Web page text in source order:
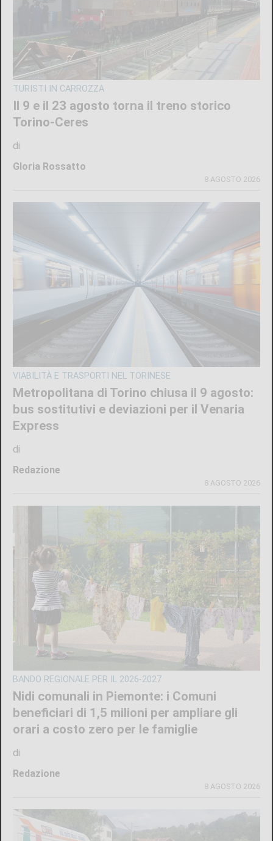
TURISTI IN CARROZZA
Il 9 e il 23 agosto torna il treno storico
Torino-Ceres
di
Gloria Rossatto
8 AGOSTO 2026
VIABILITÀ E TRASPORTI NEL TORINESE
Metropolitana di Torino chiusa il 9 agosto:
bus sostitutivi e deviazioni per il Venaria
Express
di
Redazione
8 AGOSTO 2026
BANDO REGIONALE PER IL 2026-2027
Nidi comunali in Piemonte: i Comuni
beneficiari di 1,5 milioni per ampliare gli
orari a costo zero per le famiglie
di
Redazione
8 AGOSTO 2026